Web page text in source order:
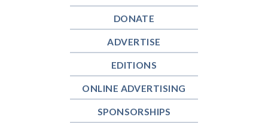
DONATE
ADVERTISE
EDITIONS
ONLINE ADVERTISING
SPONSORSHIPS